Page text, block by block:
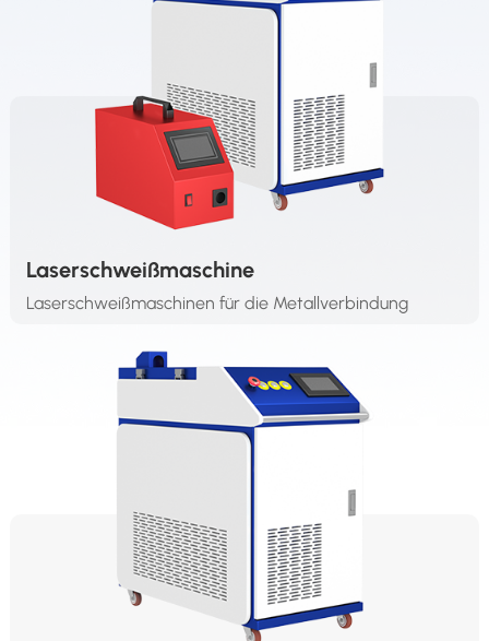
Laserschweißmaschine
Laserschweißmaschinen für die Metallverbindung